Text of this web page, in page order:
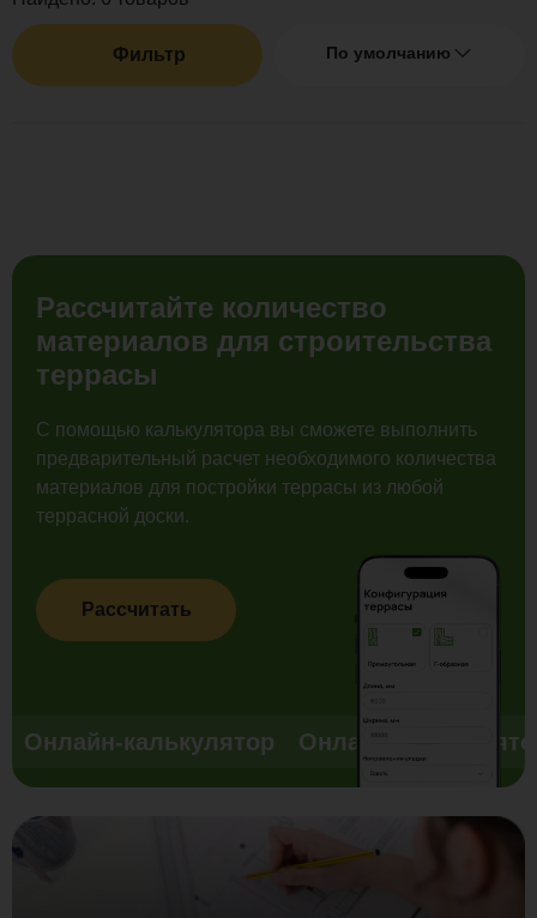
Фильтр По умолчанию
Рассчитайте количество
материалов для строительства
террасы
С помощью калькулятора вы сможете выполнить
предварительный расчет необходимого количества
материалов для постройки террасы из любой
террасной доски.
Рассчитать
Онлайн-калькулятор Онлайн-